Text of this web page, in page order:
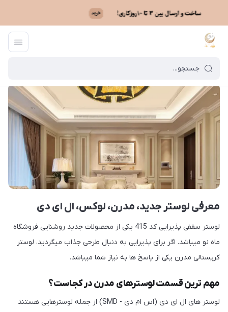
ماه نو / بایگانی نوشته‌ها
معرفی لوستر جدید، مدرن، لوکس، ال ای دی
لوستر سقفی پذیرایی کد 415 یکی از محصولات جدید روشنایی فروشگاه
ماه نو میباشد. اگر برای پذیرایی به دنبال طرحی جذاب میگردید، لوستر
کریستالی مدرن یکی از پاسخ ها به نیاز شما میباشد.
مهم ترین قسمت لوسترهای مدرن در کجاست؟
لوستر های ال ای دی (اس ام دی - SMD) از جمله لوسترهایی هستند